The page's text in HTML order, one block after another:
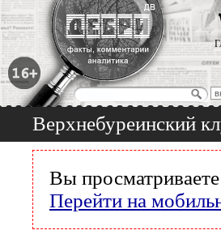
Верхнебуреинский
Вы
Перейти на